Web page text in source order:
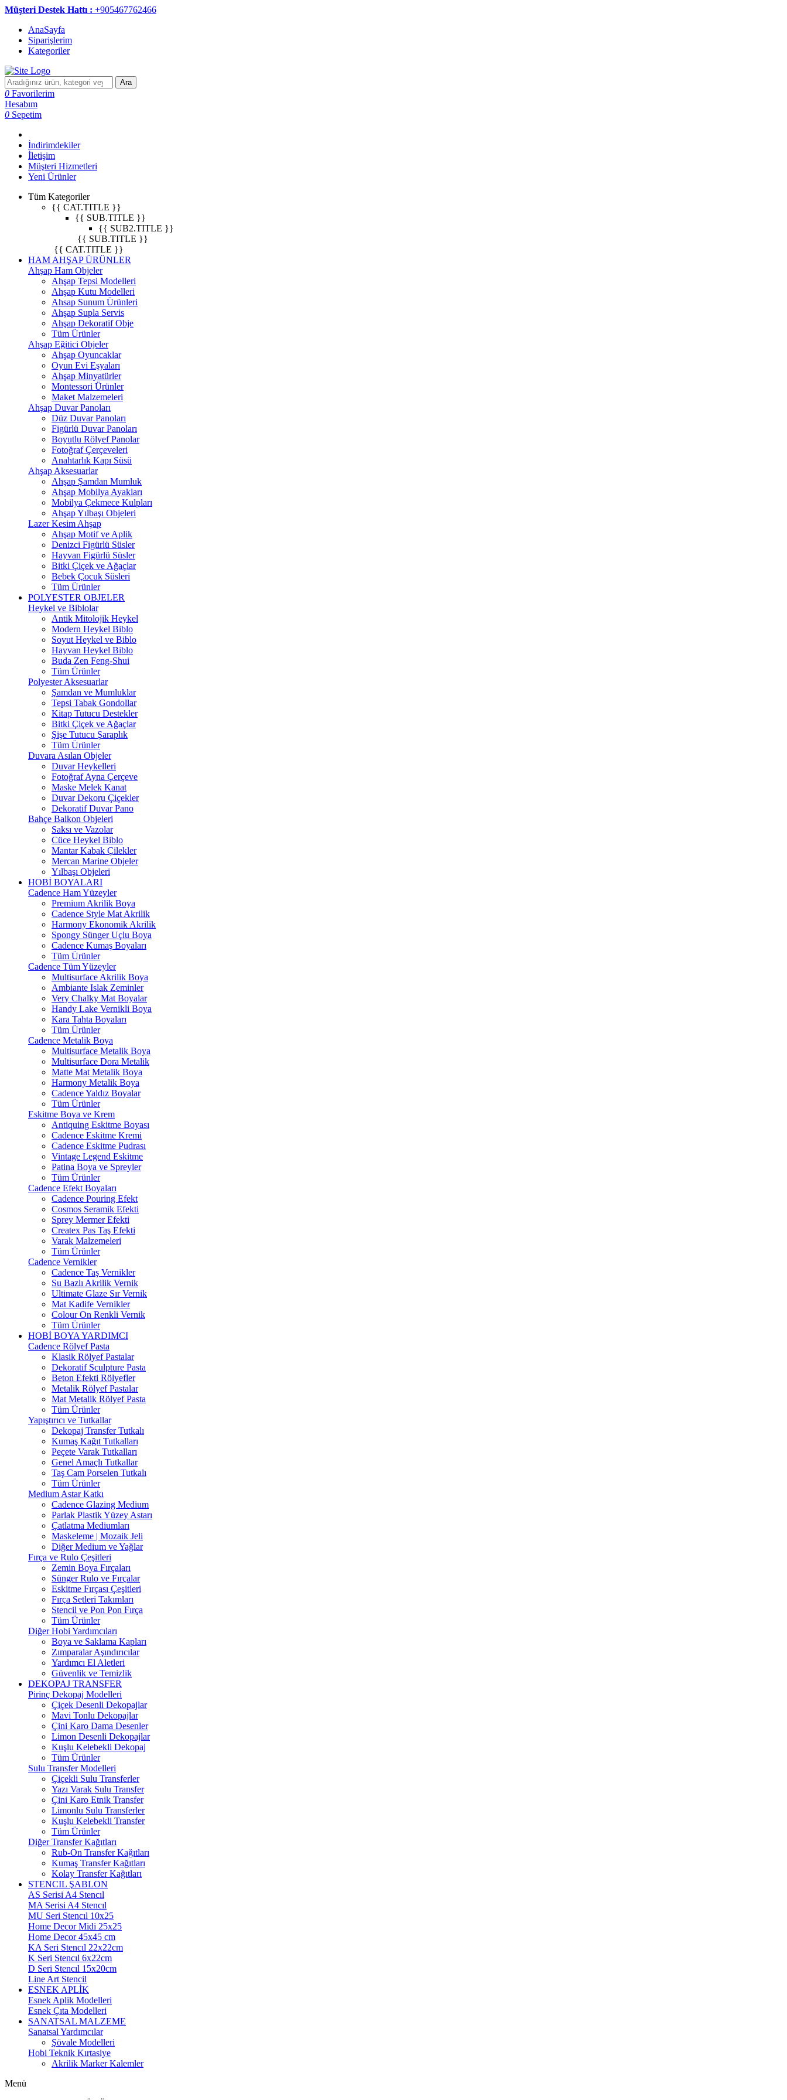
Müşteri Destek Hattı : +905467762466
AnaSayfa
Siparişlerim
Kategoriler
Ara
0 Favorilerim
Hesabım
0 Sepetim
İndirimdekiler
İletişim
Müşteri Hizmetleri
Yeni Ürünler
Tüm Kategoriler
{{ CAT.TITLE }}
{{ SUB.TITLE }}
{{ SUB2.TITLE }}
{{ SUB.TITLE }}
{{ CAT.TITLE }}
HAM AHŞAP ÜRÜNLER
Ahşap Ham Objeler
Ahşap Tepsi Modelleri
Ahşap Kutu Modelleri
Ahsap Sunum Ürünleri
Ahşap Supla Servis
Ahşap Dekoratif Obje
Tüm Ürünler
Ahşap Eğitici Objeler
Ahşap Oyuncaklar
Oyun Evi Eşyaları
Ahşap Minyatürler
Montessori Ürünler
Maket Malzemeleri
Ahşap Duvar Panoları
Düz Duvar Panoları
Figürlü Duvar Panoları
Boyutlu Rölyef Panolar
Fotoğraf Çerçeveleri
Anahtarlık Kapı Süsü
Ahşap Aksesuarlar
Ahşap Şamdan Mumluk
Ahşap Mobilya Ayakları
Mobilya Çekmece Kulpları
Ahşap Yılbaşı Objeleri
Lazer Kesim Ahşap
Ahşap Motif ve Aplik
Denizci Figürlü Süsler
Hayvan Figürlü Süsler
Bitki Çiçek ve Ağaçlar
Bebek Çocuk Süsleri
Tüm Ürünler
POLYESTER OBJELER
Heykel ve Biblolar
Antik Mitolojik Heykel
Modern Heykel Biblo
Soyut Heykel ve Biblo
Hayvan Heykel Biblo
Buda Zen Feng-Shui
Tüm Ürünler
Polyester Aksesuarlar
Şamdan ve Mumluklar
Tepsi Tabak Gondollar
Kitap Tutucu Destekler
Bitki Çiçek ve Ağaçlar
Şişe Tutucu Şaraplık
Tüm Ürünler
Duvara Asılan Objeler
Duvar Heykelleri
Fotoğraf Ayna Çerçeve
Maske Melek Kanat
Duvar Dekoru Çiçekler
Dekoratif Duvar Pano
Bahçe Balkon Objeleri
Saksı ve Vazolar
Cüce Heykel Biblo
Mantar Kabak Çilekler
Mercan Marine Objeler
Yılbaşı Objeleri
HOBİ BOYALARI
Cadence Ham Yüzeyler
Premium Akrilik Boya
Cadence Style Mat Akrilik
Harmony Ekonomik Akrilik
Spongy Sünger Uçlu Boya
Cadence Kumaş Boyaları
Tüm Ürünler
Cadence Tüm Yüzeyler
Multisurface Akrilik Boya
Ambiante Islak Zeminler
Very Chalky Mat Boyalar
Handy Lake Vernikli Boya
Kara Tahta Boyaları
Tüm Ürünler
Cadence Metalik Boya
Multisurface Metalik Boya
Multisurface Dora Metalik
Matte Mat Metalik Boya
Harmony Metalik Boya
Cadence Yaldız Boyalar
Tüm Ürünler
Eskitme Boya ve Krem
Antiquing Eskitme Boyası
Cadence Eskitme Kremi
Cadence Eskitme Pudrası
Vintage Legend Eskitme
Patina Boya ve Spreyler
Tüm Ürünler
Cadence Efekt Boyaları
Cadence Pouring Efekt
Cosmos Seramik Efekti
Sprey Mermer Efekti
Createx Pas Taş Efekti
Varak Malzemeleri
Tüm Ürünler
Cadence Vernikler
Cadence Taş Vernikler
Su Bazlı Akrilik Vernik
Ultimate Glaze Sır Vernik
Mat Kadife Vernikler
Colour On Renkli Vernik
Tüm Ürünler
HOBİ BOYA YARDIMCI
Cadence Rölyef Pasta
Klasik Rölyef Pastalar
Dekoratif Sculpture Pasta
Beton Efekti Rölyefler
Metalik Rölyef Pastalar
Mat Metalik Rölyef Pasta
Tüm Ürünler
Yapıştırıcı ve Tutkallar
Dekopaj Transfer Tutkalı
Kumaş Kağıt Tutkalları
Peçete Varak Tutkalları
Genel Amaçlı Tutkallar
Taş Cam Porselen Tutkalı
Tüm Ürünler
Medium Astar Katkı
Cadence Glazing Medium
Parlak Plastik Yüzey Astarı
Çatlatma Mediumları
Maskeleme | Mozaik Jeli
Diğer Medium ve Yağlar
Fırça ve Rulo Çeşitleri
Zemin Boya Fırçaları
Sünger Rulo ve Fırçalar
Eskitme Fırçası Çeşitleri
Fırça Setleri Takımları
Stencil ve Pon Pon Fırça
Tüm Ürünler
Diğer Hobi Yardımcıları
Boya ve Saklama Kapları
Zımparalar Aşındırıcılar
Yardımcı El Aletleri
Güvenlik ve Temizlik
DEKOPAJ TRANSFER
Pirinç Dekopaj Modelleri
Çiçek Desenli Dekopajlar
Mavi Tonlu Dekopajlar
Çini Karo Dama Desenler
Limon Desenli Dekopajlar
Kuşlu Kelebekli Dekopaj
Tüm Ürünler
Sulu Transfer Modelleri
Çiçekli Sulu Transferler
Yazı Varak Sulu Transfer
Çini Karo Etnik Transfer
Limonlu Sulu Transferler
Kuşlu Kelebekli Transfer
Tüm Ürünler
Diğer Transfer Kağıtları
Rub-On Transfer Kağıtları
Kumaş Transfer Kağıtları
Kolay Transfer Kağıtları
STENCIL ŞABLON
AS Serisi A4 Stencıl
MA Serisi A4 Stencıl
MU Seri Stencıl 10x25
Home Decor Midi 25x25
Home Decor 45x45 cm
KA Seri Stencıl 22x22cm
K Seri Stencıl 6x22cm
D Seri Stencıl 15x20cm
Line Art Stencil
ESNEK APLİK
Esnek Aplik Modelleri
Esnek Çıta Modelleri
SANATSAL MALZEME
Sanatsal Yardımcılar
Şövale Modelleri
Hobi Teknik Kırtasiye
Akrilik Marker Kalemler
Menü